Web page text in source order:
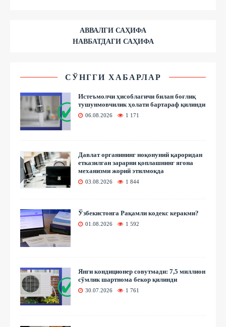
АВВАЛГИ САҲИФА
НАВБАТДАГИ САҲИФА
СЎНГГИ ХАБАРЛАР
Истеъмолчи ҳисоблагичи билан боғлиқ
тушунмовчилик ҳолати бартараф қилинди
06.08.2026 1 171
Давлат органининг ноқонуний қароридан
етказилган зарарни қоплашнинг ягона
механизми жорий этилмоқда
03.08.2026 1 844
Ўзбекистонга Рақамли кодекс керакми?
01.08.2026 1 592
Янги кондиционер совутмади: 7,5 миллион
сўмлик шартнома бекор қилинди
30.07.2026 1 761